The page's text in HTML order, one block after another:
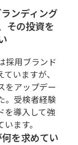
ンディング
その投資を
採用ブランド
いますが、
をアップデー
。受検者経験
を導入して強
ます。
を求めてい